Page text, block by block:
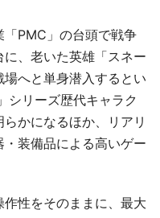
PMC」の台頭で戦争
、老いた英雄「スネー
へと単身潜入するとい
シリーズ歴代キャラク
かになるほか、リアリ
装備品による高いゲー
性をそのままに、最大